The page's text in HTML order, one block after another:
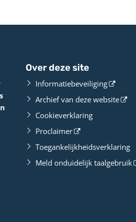
Over deze site
Informatiebeveiliging
Archief van deze website
Cookieverklaring
Proclaimer
Toegankelijkheidsverklaring
Meld onduidelijk taalgebruik